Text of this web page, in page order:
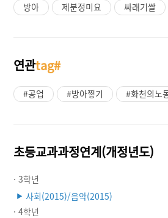
방아 제분정미요 싸래기쌀
연관tag#
#공업 #방아찧기 #화천의노
초등교과과정연계(개정년도)
· 3학년
▶ 사회(2015)/음악(2015)
· 4학년